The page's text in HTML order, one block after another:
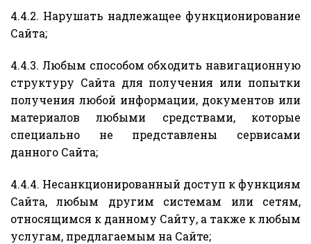
4.4.2. Нарушать надлежащее функционирование
Сайта;
4.4.3. Любым способом обходить навигационную
структуру Сайта для получения или попытки
получения любой информации, документов или
материалов любыми средствами, которые
специально не представлены сервисами
данного Сайта;
4.4.4. Несанкционированный доступ к функциям
Сайта, любым другим системам или сетям,
относящимся к данному Сайту, а также к любым
услугам, предлагаемым на Сайте;